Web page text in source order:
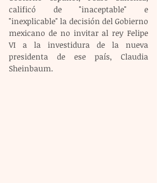
calificó de "inaceptable" e
"inexplicable" la decisión del Gobierno
mexicano de no invitar al rey Felipe
VI a la investidura de la nueva
presidenta de ese país, Claudia
Sheinbaum.